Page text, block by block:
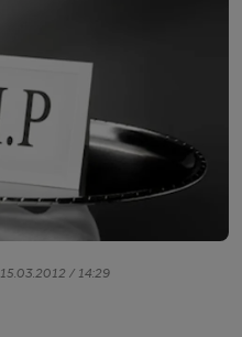
15.03.2012 / 14:29